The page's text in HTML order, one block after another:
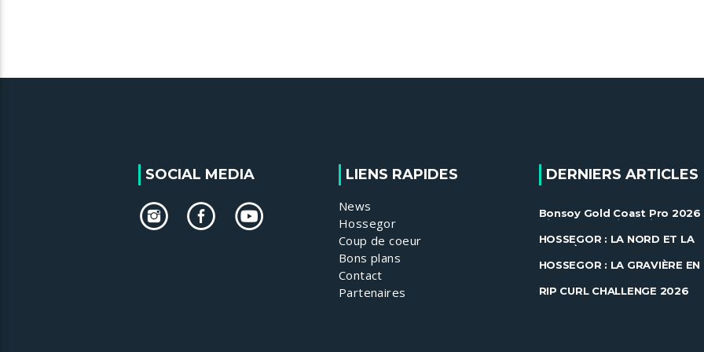
SOCIAL MEDIA LIENS RAPIDES
News
Hossegor
Coup de coeur
Bons plans
Contact
Partenaires
DERNIERS ARTICLES
Bonsoy Gold Coast Pro 2026
Gilmore et Ewing brillent à
Snapper ......
HOSSEGOR : LA NORD ET LA
GRAVIÈRE EN FEU !
HOSSEGOR : LA GRAVIÈRE EN
RIP CURL CHALLENGE 2026